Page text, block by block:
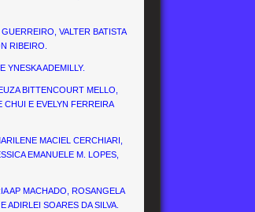
VALTER BATISTA
RIBEIRO.
YNESKA ADEMILLY.
BITTENCOURT MELLO,
CHUI E EVELYN FERREIRA
MACIEL CERCHIARI,
EMANUELE M. LOPES,
AP MACHADO, ROSANGELA
ADIRLEI SOARES DA SILVA.